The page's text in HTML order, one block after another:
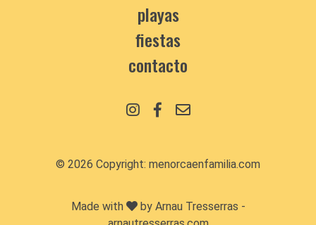
playas
fiestas
contacto
© 2026 Copyright: menorcaenfamilia.com
Made with
by Arnau Tresserras -